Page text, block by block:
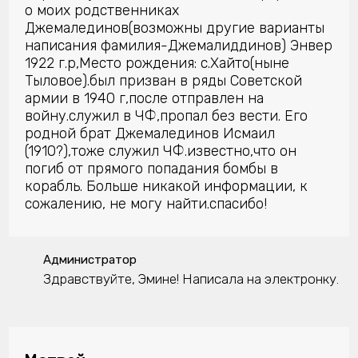
о моих родственниках
Джемалединов(возможны другие варианты
написания фамилия-Джемалиддинов) Энвер
1922 г.р,Место рождения: с.Хайто(ныне
Тыловое).был призван в ряды Советской
армии в 1940 г,после отправлен на
войну.служил в ЧФ,пропал без вести. Его
родной брат Джемалединов Исмаил
(1910?),тоже служил ЧФ.известно,что он
погиб от прямого попадания бомбы в
корабль. Больше никакой информации, к
сожалению, не могу найти.спасибо!
Администратор
Здравствуйте, Эмине! Написала на электронку.